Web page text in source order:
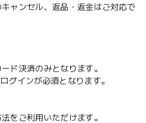
ャンセル、返品・返金はご対応で
ド決済のみとなります。
グインが必須となります。
をご利用いただけます。